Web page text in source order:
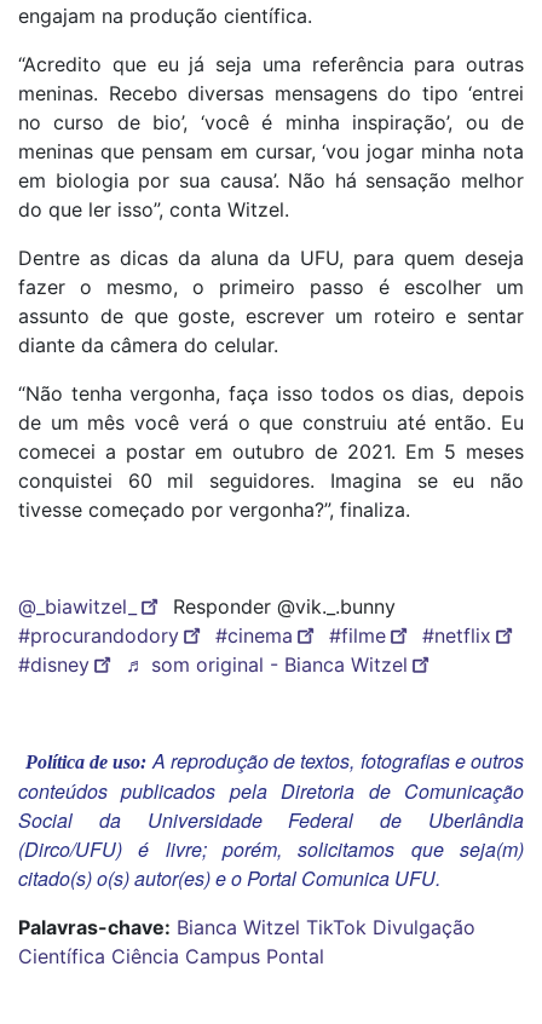
engajam na produção científica.
“Acredito que eu já seja uma referência para outras
meninas. Recebo diversas mensagens do tipo ‘entrei
no curso de bio’, ‘você é minha inspiração’, ou de
meninas que pensam em cursar, ‘vou jogar minha nota
em biologia por sua causa’. Não há sensação melhor
do que ler isso”, conta Witzel.
Dentre as dicas da aluna da UFU, para quem deseja
fazer o mesmo, o primeiro passo é escolher um
assunto de que goste, escrever um roteiro e sentar
diante da câmera do celular.
“Não tenha vergonha, faça isso todos os dias, depois
de um mês você verá o que construiu até então. Eu
comecei a postar em outubro de 2021. Em 5 meses
conquistei 60 mil seguidores. Imagina se eu não
tivesse começado por vergonha?”, finaliza.
@_biawitzel_
Responder @vik._.bunny
#procurandodory
#cinema #filme
#netflix
#disney
♬ som original - Bianca Witzel
Política de uso: A reprodução de textos, fotografias e outros
conteúdos publicados pela Diretoria de Comunicação
Social da Universidade Federal de Uberlândia
(Dirco/UFU) é livre; porém, solicitamos que seja(m)
citado(s) o(s) autor(es) e o Portal Comunica UFU.
Palavras-chave: Bianca Witzel TikTok Divulgação
Científica Ciência Campus Pontal